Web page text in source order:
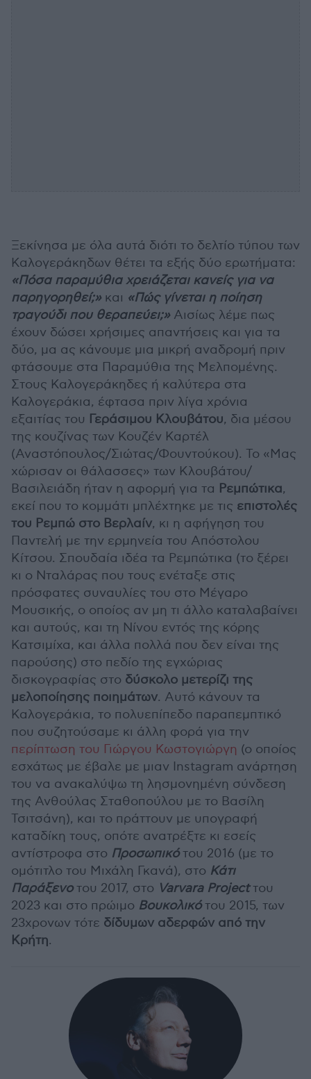
Ξεκίνησα με όλα αυτά διότι το δελτίο τύπου των
Καλογεράκηδων θέτει τα εξής δύο ερωτήματα:
«Πόσα παραμύθια χρειάζεται κανείς για να
παρηγορηθεί;»και «Πώς γίνεται η ποίηση
τραγούδι που θεραπεύει;»Αισίως λέμε πως
έχουν δώσει χρήσιμες απαντήσεις και για τα
δύο, μα ας κάνουμε μια μικρή αναδρομή πριν
φτάσουμε στα Παραμύθια της Μελπομένης.
Στους Καλογεράκηδες ή καλύτερα στα
Καλογεράκια, έφτασα πριν λίγα χρόνια
εξαιτίας του Γεράσιμου Κλουβάτου, δια μέσου
της κουζίνας των Κουζέν Καρτέλ
(Αναστόπουλος/Σιώτας/Φουντούκου). Το «Μας
χώρισαν οι θάλασσες» των Κλουβάτου/
Βασιλειάδη ήταν η αφορμή για τα Ρεμπώτικα,
εκεί που το κομμάτι μπλέχτηκε με τις επιστολές
του Ρεμπώ στο Βερλαίν, κι η αφήγηση του
Παντελή με την ερμηνεία του Απόστολου
Κίτσου. Σπουδαία ιδέα τα Ρεμπώτικα (το ξέρει
κι ο Νταλάρας που τους ενέταξε στις
πρόσφατες συναυλίες του στο Μέγαρο
Μουσικής, ο οποίος αν μη τι άλλο καταλαβαίνει
και αυτούς, και τη Νίνου εντός της κόρης
Κατσιμίχα, και άλλα πολλά που δεν είναι της
παρούσης) στο πεδίο της εγχώριας
δισκογραφίας στο δύσκολο μετερίζι της
μελοποίησης ποιημάτων. Αυτό κάνουν τα
Καλογεράκια, το πολυεπίπεδο παραπεμπτικό
που συζητούσαμε κι άλλη φορά για την
περίπτωση του Γιώργου Κωστογιώργη (ο οποίος
εσχάτως με έβαλε με μιαν Instagram ανάρτηση
του να ανακαλύψω τη λησμονημένη σύνδεση
της Ανθούλας Σταθοπούλου με το Βασίλη
Τσιτσάνη), και το πράττουν με υπογραφή
καταδίκη τους, οπότε ανατρέξτε κι εσείς
αντίστροφα στο Προσωπικότου 2016 (με το
ομότιτλο του Μιχάλη Γκανά), στο Κάτι
Παράξενοτου 2017, στο Varvara Projectτου
2023 και στο πρώιμο Βουκολικό του 2015, των
23χρονων τότε δίδυμων αδερφών από την
Κρήτη.